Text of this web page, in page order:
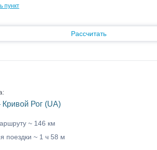
пункт
Рассчитать
Рог (UA)
~ 146 км
поездки ~ 1 ч 58 м